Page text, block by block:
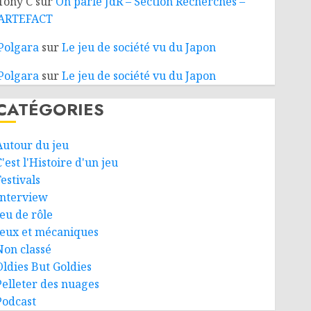
surLe jeu de société vu du Japon
surLe jeu de société vu du Japon
du jeu
l'Histoire d'un jeu
de rôle
et mécaniques
classé
But Goldies
des nuages